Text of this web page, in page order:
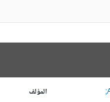
المؤلف